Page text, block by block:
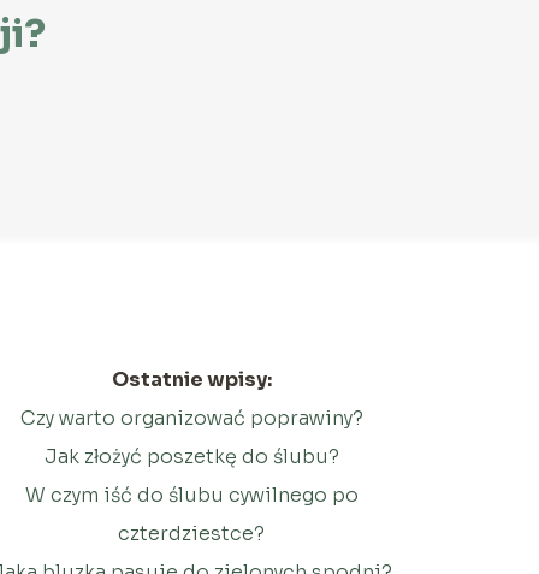
Ostatnie wpisy:
Czy warto organizować poprawiny?
Jak złożyć poszetkę do ślubu?
W czym iść do ślubu cywilnego po
czterdziestce?